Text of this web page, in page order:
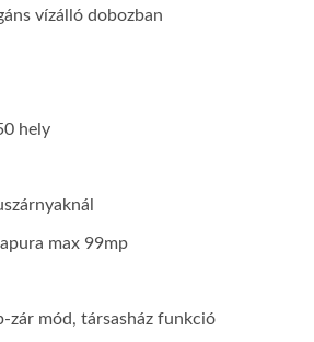
vízálló dobozban
hely
max 99mp
zár mód, társasház funkció